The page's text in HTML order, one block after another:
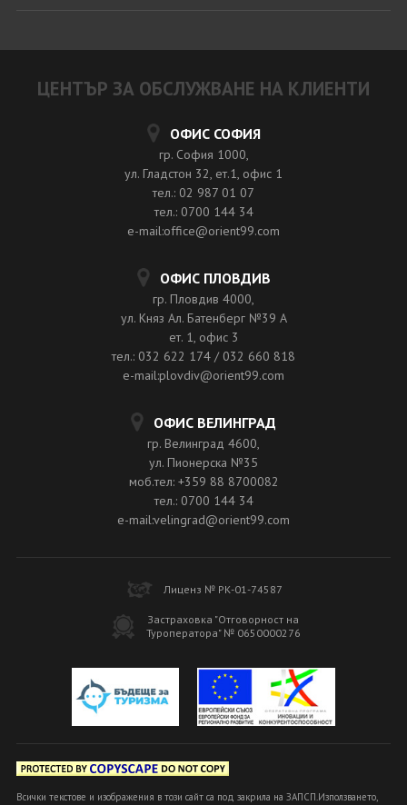
ЦЕНТЪР ЗА ОБСЛУЖВАНЕ НА КЛИЕНТИ
ОФИС СОФИЯ
гр. София 1000,
ул. Гладстон 32, ет.1, офис 1
тел.: 02 987 01 07
тел.: 0700 144 34
e-mail:office@orient99.com
ОФИС ПЛОВДИВ
гр. Пловдив 4000,
ул. Княз Ал. Батенберг №39 A
ет. 1, офис 3
тел.: 032 622 174 / 032 660 818
e-mail:plovdiv@orient99.com
ОФИС ВЕЛИНГРАД
гр. Велинград 4600,
ул. Пионерска №35
моб.тел: +359 88 8700082
тел.: 0700 144 34
e-mail:velingrad@orient99.com
Лиценз № РК-01-74587
Застраховка "Отговорност на
Туроператора" № 0650000276
Всички текстове и изображения в този сайт са под закрила на ЗАПСП.Използването,